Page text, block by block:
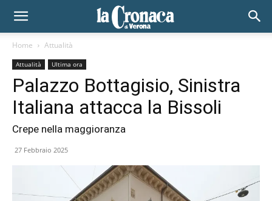
Home Attualità
Attualità Ultima ora
Palazzo Bottagisio, Sinistra
Italiana attacca la Bissoli
Crepe nella maggioranza
27 Febbraio 2025